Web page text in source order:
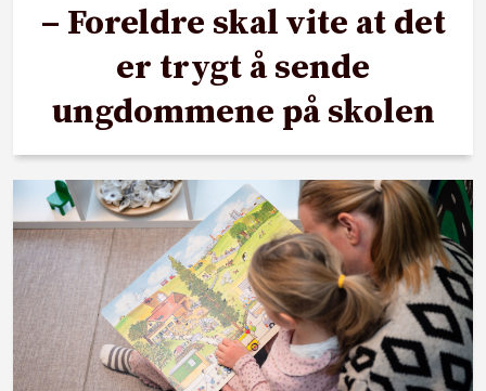
– Foreldre skal vite at det
er trygt å sende
ungdommene på skolen